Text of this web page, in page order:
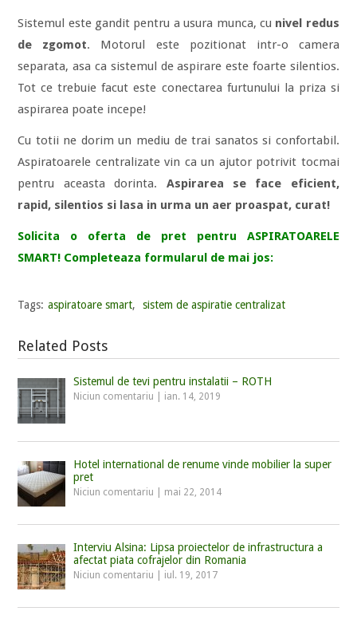
Sistemul este gandit pentru a usura munca, cu nivel redus
de zgomot. Motorul este pozitionat intr-o camera
separata, asa ca sistemul de aspirare este foarte silentios.
Tot ce trebuie facut este conectarea furtunului la priza si
aspirarea poate incepe!
Cu totii ne dorim un mediu de trai sanatos si confortabil.
Aspiratoarele centralizate vin ca un ajutor potrivit tocmai
pentru aceasta dorinta. Aspirarea se face eficient,
rapid, silentios si lasa in urma un aer proaspat, curat!
Solicita o oferta de pret pentru ASPIRATOARELE
SMART! Completeaza formularul de mai jos:
Tags: aspiratoare smart, sistem de aspiratie centralizat
Related Posts
Sistemul de tevi pentru instalatii – ROTH
Niciun comentariu ian. 14, 2019
Hotel international de renume vinde mobilier la super
pret
Niciun comentariu mai 22, 2014
Interviu Alsina: Lipsa proiectelor de infrastructura a
afectat piata cofrajelor din Romania
Niciun comentariu iul. 19, 2017